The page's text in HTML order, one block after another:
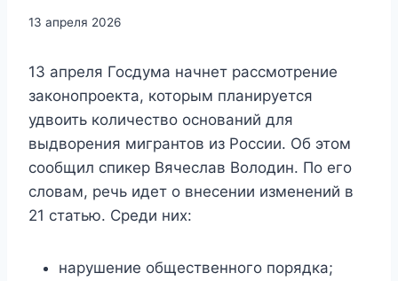
13 апреля 2026
13 апреля Госдума начнет рассмотрение
законопроекта, которым планируется
удвоить количество оснований для
выдворения мигрантов из России. Об этом
сообщил спикер Вячеслав Володин. По его
словам, речь идет о внесении изменений в
21 статью. Среди них:
нарушение общественного порядка;